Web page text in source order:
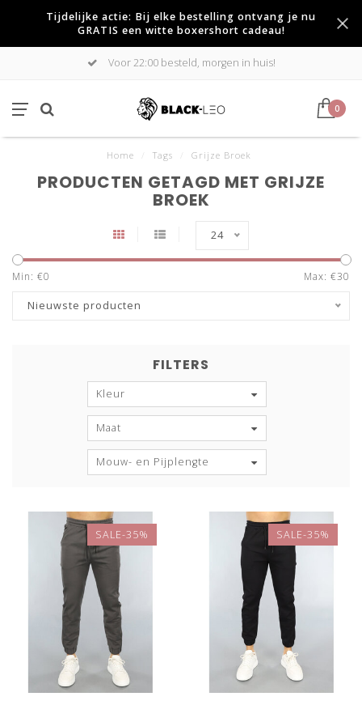
Tijdelijke actie: Bij elke bestelling ontvang je nu
GRATIS een witte boxershort cadeau!
Voor 22:00 besteld, morgen in huis!
0
Home Tags Grijze Broek
PRODUCTEN GETAGD MET GRIJZE
BROEK
24
Min: €0 Max: €30
Nieuwste producten
FILTERS
Kleur
Maat
Mouw- en Pijplengte
SALE-35% SALE-35%